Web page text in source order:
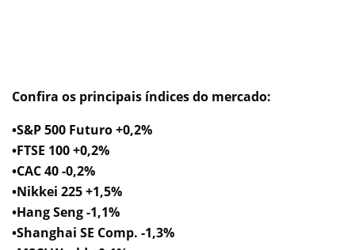
Confira os principais índices do mercado:
•S&P 500 Futuro +0,2%
•FTSE 100 +0,2%
•CAC 40 -0,2%
•Nikkei 225 +1,5%
•Hang Seng -1,1%
•Shanghai SE Comp. -1,3%